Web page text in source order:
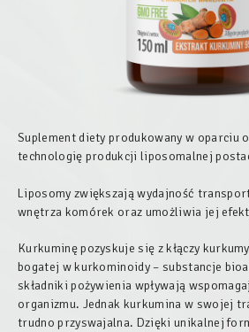
Suplement diety produkowany w oparciu
technologię produkcji liposomalnej
Liposomy zwiększają wydajność
wnętrza komórek oraz umożliwia jej
Kurkuminę pozyskuje się z kłączy
bogatej w kurkominoidy – substancje
składniki pożywienia wpływają
organizmu. Jednak kurkumina w swojej
trudno przyswajalna. Dzięki unikalnej